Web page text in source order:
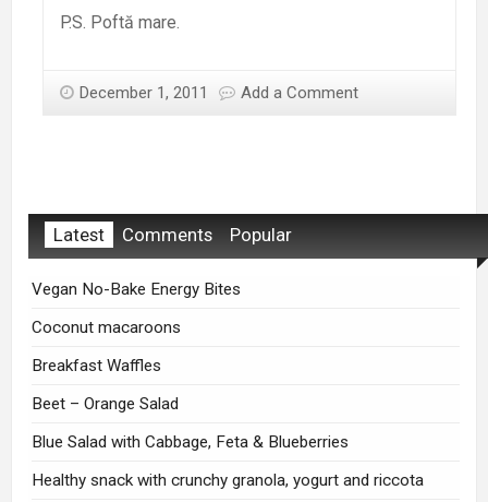
P.S. Poftă mare.
December 1, 2011 Add a Comment
Latest Comments Popular
Vegan No-Bake Energy Bites
Coconut macaroons
Breakfast Waffles
Beet – Orange Salad
Blue Salad with Cabbage, Feta & Blueberries
Healthy snack with crunchy granola, yogurt and riccota